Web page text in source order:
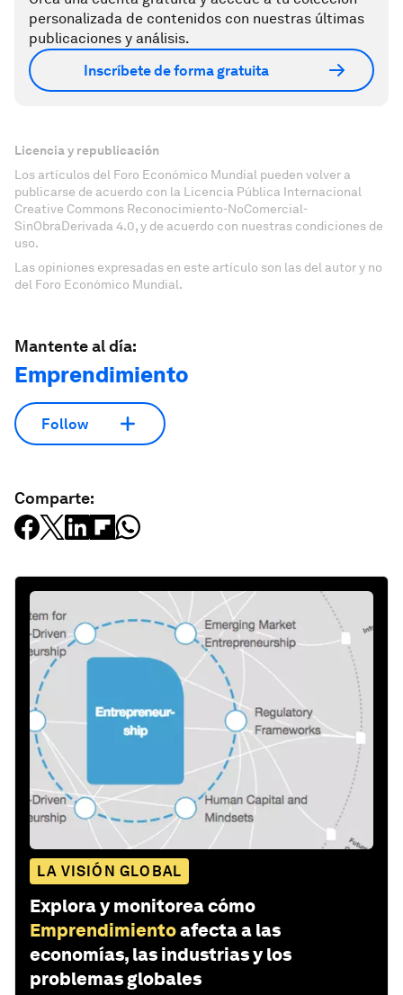
personalizada de contenidos con nuestras últimas
publicaciones y análisis.
Inscríbete de forma gratuita
Licencia y republicación
Los artículos del Foro Económico Mundial pueden volver a
publicarse de acuerdo con la Licencia Pública Internacional
Creative Commons Reconocimiento-NoComercial-
SinObraDerivada 4.0, y de acuerdo con nuestras condiciones de
uso.
Las opiniones expresadas en este artículo son las del autor y no
del Foro Económico Mundial.
Mantente al día:
Emprendimiento
Follow
Comparte:
LA VISIÓN GLOBAL
Explora y monitorea cómo
Emprendimientoafecta a las
economías, las industrias y los
problemas globales